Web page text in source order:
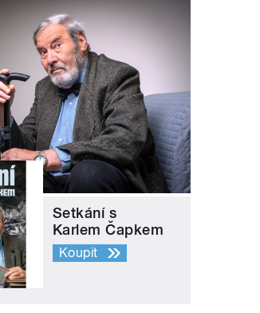
Setkání s
Karlem Čapkem
Koupit